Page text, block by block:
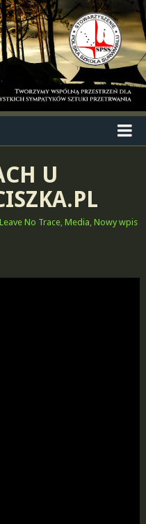
U
Leave No Trace, Media, Nowy wpis